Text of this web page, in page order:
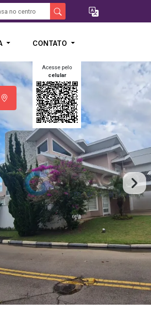
CONTATO
Acesse pelo
celular